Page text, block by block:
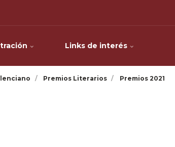
Links de interés
Premios Literarios Premios 2021